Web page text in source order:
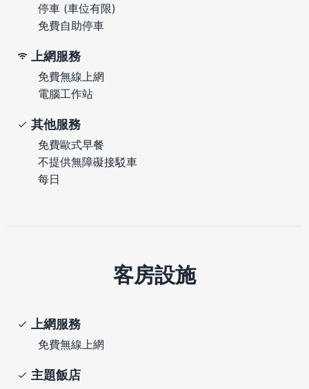
停車 (車位有限)
免費自助停車
上網服務
免費無線上網
電腦工作站
其他服務
免費歐式早餐
不提供無障礙接駁車
每日
客房設施
上網服務
免費無線上網
主題飯店